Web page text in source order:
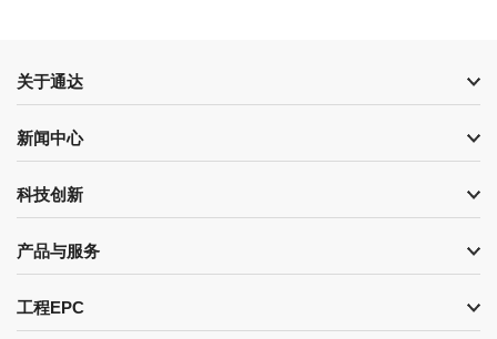
关于通达
新闻中心
科技创新
产品与服务
工程EPC